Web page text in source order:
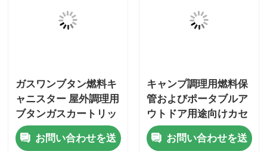
家
ガスワンブタン燃料キ
ャニスター 屋外調理用
ブタンガスカートリッ
ジ キャンプストーブ
燃料貯蔵用
お問い合わせを送
キャンプ調理用燃料保
管およびポータブルア
ウトドア用途向けカセ
ットガス缶ブタンガス
ボンベお問い合わせを送